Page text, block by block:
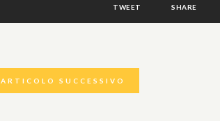
TWEET SHARE
ARTICOLO SUCCESSIVO